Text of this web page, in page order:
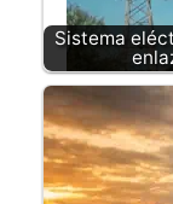
Sistema